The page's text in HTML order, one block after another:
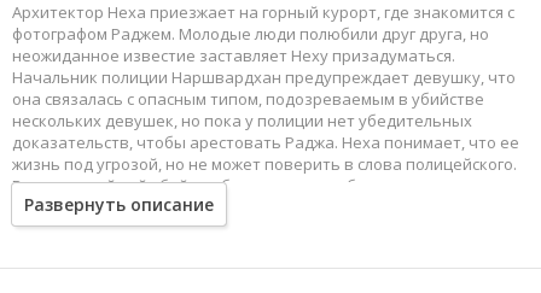
Архитектор Неха приезжает на горный курорт, где знакомится с
фотографом Раджем. Молодые люди полюбили друг друга, но
неожиданное известие заставляет Неху призадуматься.
Начальник полиции Наршвардхан предупреждает девушку, что
она связалась с опасным типом, подозреваемым в убийстве
нескольких девушек, но пока у полиции нет убедительных
доказательств, чтобы арестовать Раджа. Неха понимает, что ее
жизнь под угрозой, но не может поверить в слова полицейского.
Вскоре серийный убийца обнаруживает себя…
Развернуть описание